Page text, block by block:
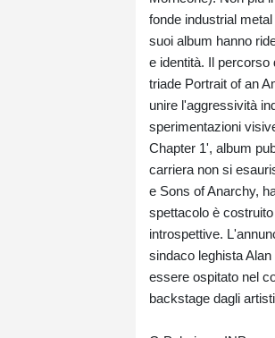
fonde industrial
suoi album hanno
e identità. Il
triade Portrait of an
unire l'aggressività
sperimentazioni
Chapter 1', album
carriera non si
e Sons of Anarchy,
spettacolo è
introspettive.
sindaco leghista
essere ospitato nel
backstage dagli